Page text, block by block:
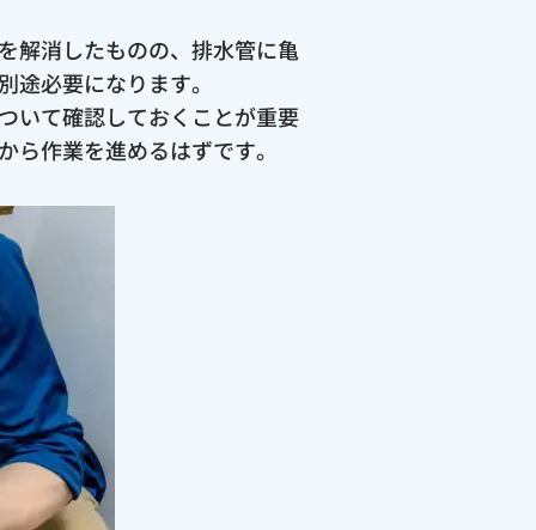
解消したものの、排水管に亀
必要になります。
いて確認しておくことが重要
作業を進めるはずです。